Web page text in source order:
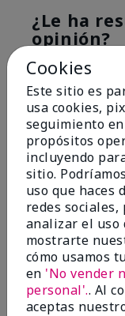
¿Le ha
opinión?
6
Marcar esta
Great
EnviadoHace 2
porSonia G
deChicago'Il
Evaluado en
marykay.com/en-
Cookies
Este sitio es
usa cookies,
seguimiento
propósitos
incluyendo
sitio.
uso que haces
redes
analizar el uso
mostrarte
cómo usamos
en 'No vender
personal'.. Al
aceptas